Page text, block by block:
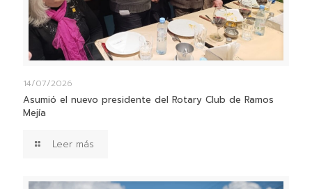
14/07/2026
Asumió el nuevo presidente del Rotary Club de Ramos
Mejía
Leer más